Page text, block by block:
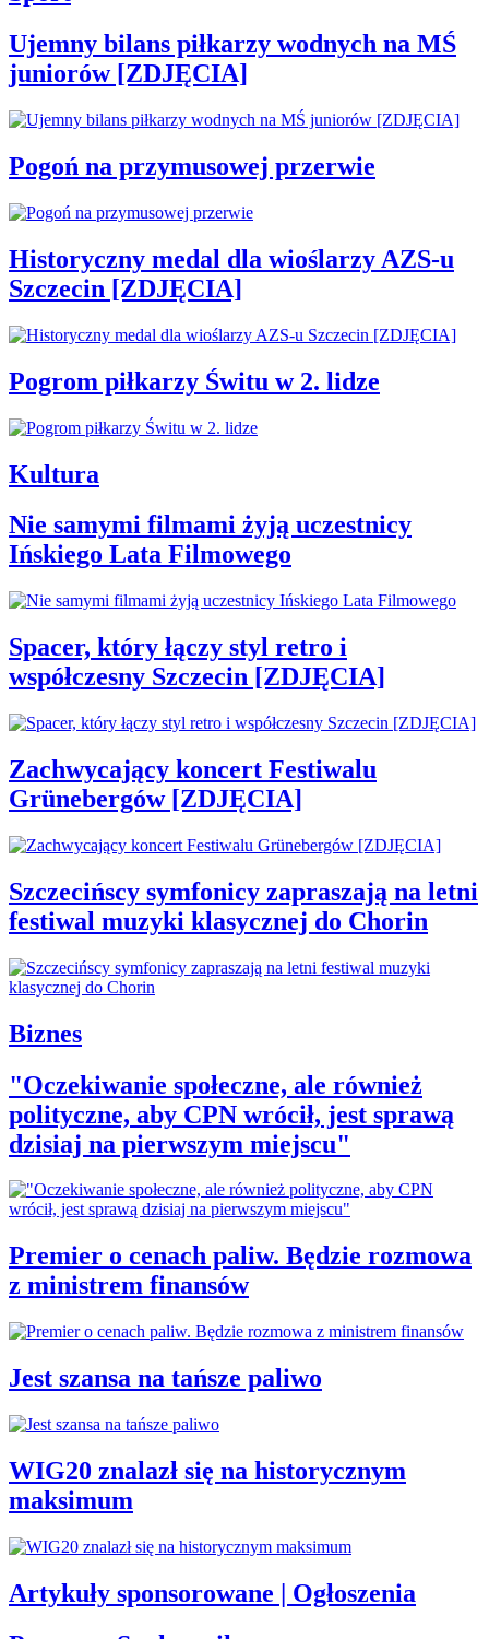
Ujemny bilans piłkarzy wodnych na MŚ
juniorów [ZDJĘCIA]
Pogoń na przymusowej przerwie
Historyczny medal dla wioślarzy AZS-u
Szczecin [ZDJĘCIA]
Pogrom piłkarzy Świtu w 2. lidze
Kultura
Nie samymi filmami żyją uczestnicy
Ińskiego Lata Filmowego
Spacer, który łączy styl retro i
współczesny Szczecin [ZDJĘCIA]
Zachwycający koncert Festiwalu
Grünebergów [ZDJĘCIA]
Szczecińscy symfonicy zapraszają na letni
festiwal muzyki klasycznej do Chorin
Biznes
"Oczekiwanie społeczne, ale również
polityczne, aby CPN wrócił, jest sprawą
dzisiaj na pierwszym miejscu"
Premier o cenach paliw. Będzie rozmowa
z ministrem finansów
Jest szansa na tańsze paliwo
WIG20 znalazł się na historycznym
maksimum
Artykuły sponsorowane | Ogłoszenia